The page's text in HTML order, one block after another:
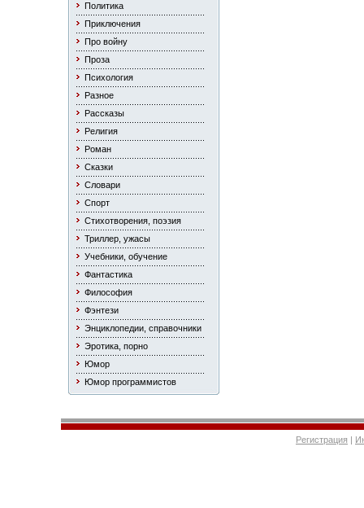
Политика
Приключения
Про войну
Проза
Психология
Разное
Рассказы
Религия
Роман
Сказки
Словари
Спорт
Стихотворения, поэзия
Триллер, ужасы
Учебники, обучение
Фантастика
Философия
Фэнтези
Энциклопедии, справочники
Эротика, порно
Юмор
Юмор программистов
Регистрация |